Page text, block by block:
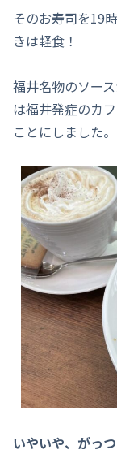
そのお寿司を19
きは軽食！
福井名物のソー
は福井発症のカ
ことにしました。
いやいや、がっ